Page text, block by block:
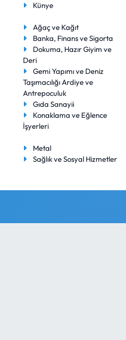
Künye
Ağaç ve Kağıt
Banka, Finans ve Sigorta
Dokuma, Hazır Giyim ve
Deri
Gemi Yapımı ve Deniz
Taşımacılığı Ardiye ve
Antrepoculuk
Gıda Sanayii
Konaklama ve Eğlence
İşyerleri
Metal
Sağlık ve Sosyal Hizmetler